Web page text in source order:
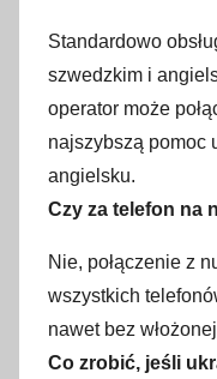
Standardowo
szwedzkim i
operator może
najszybszą pomoc
angielsku.
Czy za telefon na
Nie, połączenie z
wszystkich
nawet bez
Co zrobić, jeśli